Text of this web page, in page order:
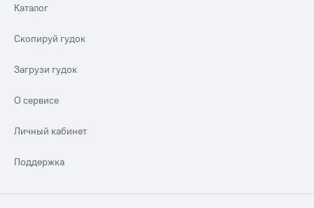
Каталог
Скопируй гудок
Загрузи гудок
О сервисе
Личный кабинет
Поддержка